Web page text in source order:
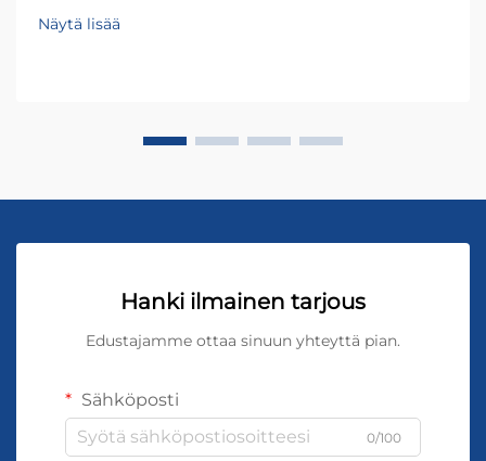
Näytä lisää
Hanki ilmainen tarjous
Edustajamme ottaa sinuun yhteyttä pian.
Sähköposti
0/100